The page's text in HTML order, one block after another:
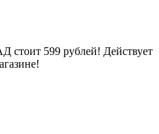
стоит 599 рублей! Действует